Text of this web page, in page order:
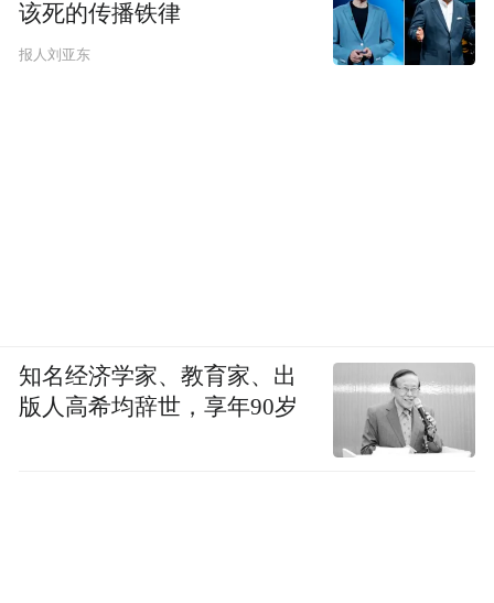
该死的传播铁律
报人刘亚东
知名经济学家、教育家、出
版人高希均辞世，享年90岁